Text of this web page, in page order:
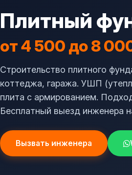
Плитный
от 4 500 до 8
Строительство плитного
коттеджа, гаража. УШП
плита с армированием.
Бесплатный выезд инженера
Вызвать инженера